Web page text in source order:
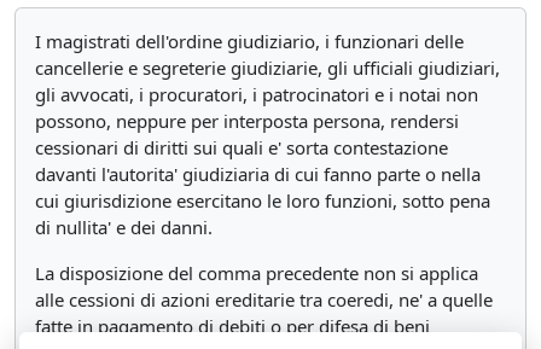
I magistrati dell'ordine giudiziario, i funzionari delle
cancellerie e segreterie giudiziarie, gli ufficiali giudiziari,
gli avvocati, i procuratori, i patrocinatori e i notai non
possono, neppure per interposta persona, rendersi
cessionari di diritti sui quali e' sorta contestazione
davanti l'autorita' giudiziaria di cui fanno parte o nella
cui giurisdizione esercitano le loro funzioni, sotto pena
di nullita' e dei danni.
La disposizione del comma precedente non si applica
alle cessioni di azioni ereditarie tra coeredi, ne' a quelle
fatte in pagamento di debiti o per difesa di beni